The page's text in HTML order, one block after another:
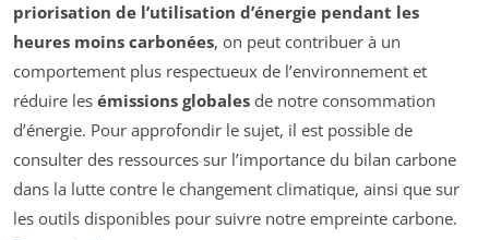
priorisation de l’utilisation d’énergie pendant les
heures moins carbonées, on peut contribuer à un
comportement plus respectueux de l’environnement et
réduire les émissions globales de notre consommation
d’énergie. Pour approfondir le sujet, il est possible de
consulter des ressources sur l’importance du bilan carbone
dans la lutte contre le changement climatique, ainsi que sur
les outils disponibles pour suivre notre empreinte carbone.